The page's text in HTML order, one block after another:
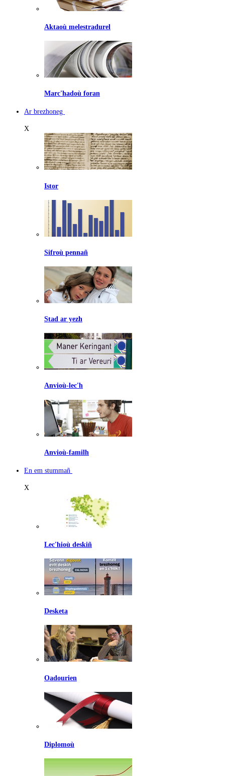
Aktaoù melestradurel
Marc'hadoù foran
Ar brezhoneg
X
Istor
Sifroù pennañ
Stad ar yezh
Anvioù-lec'h
Anvioù-familh
En em stummañ
X
Lec'hioù deskiñ
Desketa
Oadourien
Diplomoù